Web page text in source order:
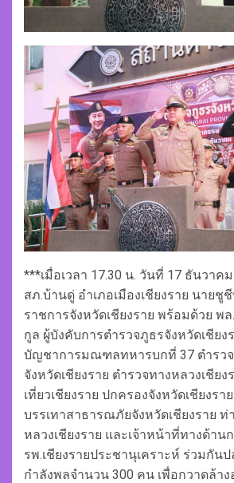
***เมื่อเวลา 17.30 น. วันที่ 17 ธันวาค
สภ.บ้านดู่ อำเภอเมืองเชียงราย นายชู
ราชการจังหวัดเชียงราย พร้อมด้วย พ
กูล ผู้บังคับการตำรวจภูธรจังหวัดเชียง
บัญชาการมณฑลทหารบกที่ 37 ตำรวจ
จังหวัดเชียงราย ตำรวจทางหลวงเชียง
เที่ยวเชียงราย ปกครองจังหวัดเชียงรา
บรรเทาสาธารณภัยจังหวัดเชียงราย
หลวงเชียงราย และเจ้าหน้าที่ทางด้าน
รพ.เชียงรายประชานุเคราะห์ ร่วมกัน
กำลังพลจำนวน 300 คน เพื่อกวาดล้า